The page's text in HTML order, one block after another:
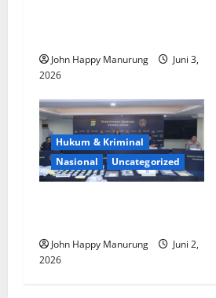
John Happy Manurung
Juni 3,
2026
Hukum & Kriminal
Nasional
Uncategorized
John Happy Manurung
Juni 2,
2026